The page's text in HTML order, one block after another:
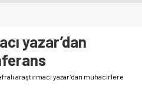
yazar’dan
araştırmacı yazar’dan muhacirlere